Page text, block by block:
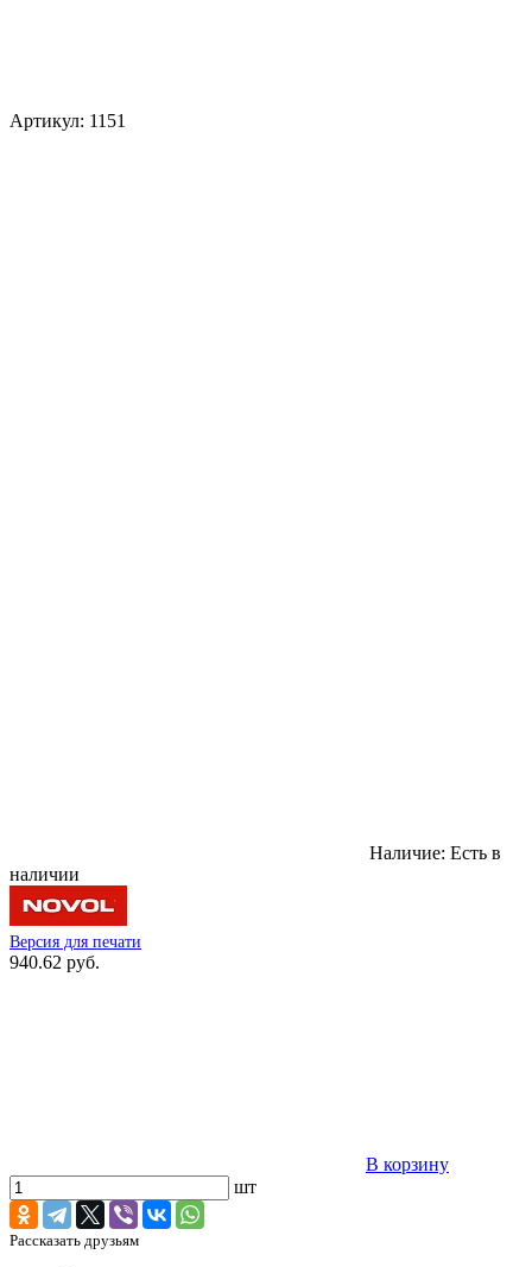
Артикул: 1151
Наличие: Есть в
наличии
Версия для печати
940.62 руб.
В корзину
шт
Рассказать друзьям